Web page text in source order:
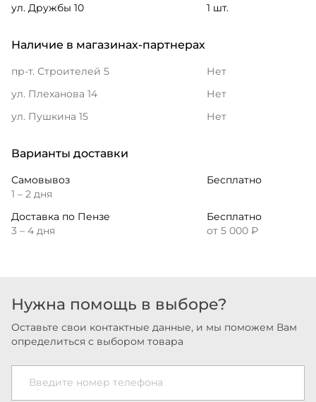
ул. Дружбы 10 1 шт.
Наличие в магазинах-партнерах
пр-т. Строителей 5
Нет
ул. Плеханова 14
Нет
ул. Пушкина 15
Нет
Варианты доставки
Самовывоз
1 – 2 дня
Бесплатно
Доставка по Пензе
3 – 4 дня
Бесплатно
от 5 000 ₽
Нужна помощь в выборе?
Оставьте свои контактные данные, и мы поможем Вам
определиться с выбором товара
Введите номер телефона